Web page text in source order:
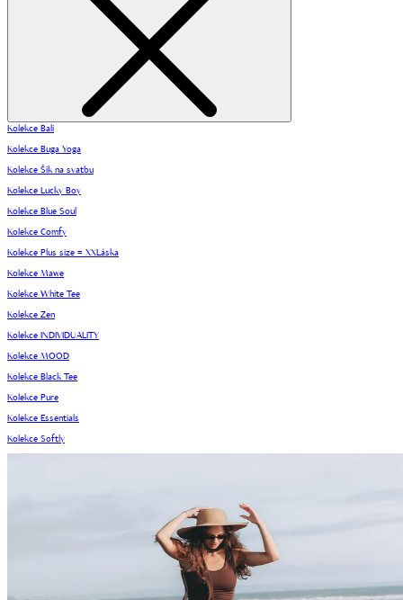
Kolekce Bali
Kolekce Buga Yoga
Kolekce Šik na svatbu
Kolekce Lucky Boy
Kolekce Blue Soul
Kolekce Comfy
Kolekce Plus size = XXLáska
Kolekce Mawe
Kolekce White Tee
Kolekce Zen
Kolekce INDIVIDUALITY
Kolekce MOOD
Kolekce Black Tee
Kolekce Pure
Kolekce Essentials
Kolekce Softly